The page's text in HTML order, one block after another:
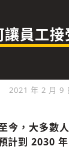
員工
2021 年 2 月 9
今，大多數
到 2030 年